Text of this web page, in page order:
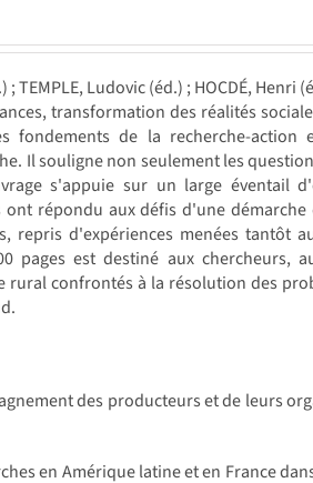
; TEMPLE, Ludovic (éd.) ; HOCDÉ, Henri
transformation des réalités
fondements de la recherche-action
Il souligne non seulement les
s'appuie sur un large éventail
répondu aux défis d'une
repris d'expériences menées tantôt
pages est destiné aux chercheurs,
confrontés à la résolution des
des producteurs et de leurs
en Amérique latine et en France